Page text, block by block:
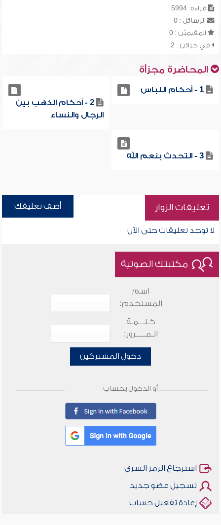
قراءة: 5994
الرسائل : 0
المقيميّن : 0
في خزائن : 2
المحاضرة مجزأة
1 - أحكام اللباس
2 - أحكام الذهب بين
الرجال والنساء
3 - التحدث بنعم الله
تعليقات الزوار أضف تعليقك
لا توجد تعليقات حتى الآن
مكتبتك الصوتية
اسم
المستخدم:
كـلـــمـة
الـمـــــرور:
دخول المشتركين
أو الدخول بحساب
استرجاع الرمز السري
تسجيل عضو جديد
إعادة تفعيل حساب